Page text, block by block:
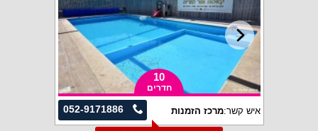
10
חדרים
052-9171886 איש קשר:מרכז הזמנות